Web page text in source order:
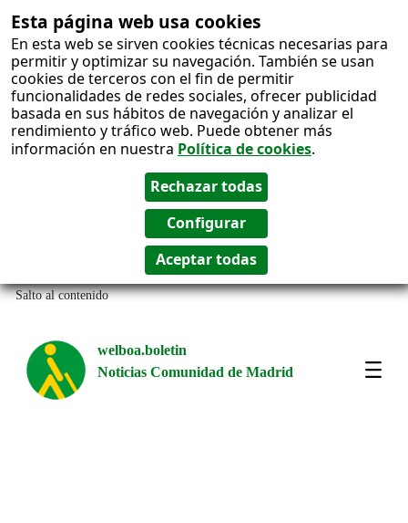
Esta página web usa cookies
En esta web se sirven cookies técnicas necesarias para
permitir y optimizar su navegación. También se usan
cookies de terceros con el fin de permitir
funcionalidades de redes sociales, ofrecer publicidad
basada en sus hábitos de navegación y analizar el
rendimiento y tráfico web. Puede obtener más
información en nuestra Política de cookies.
Salto al contenido
welboa.boletin
Noticias Comunidad de Madrid